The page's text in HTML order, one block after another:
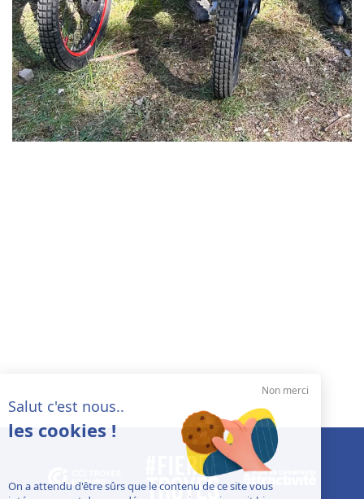
Non merci
Salut c'est nous..
les cookies !
On a attendu d'être sûrs que le contenu de ce site vous